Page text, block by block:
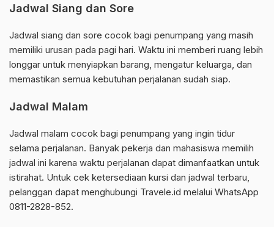
Jadwal Siang dan Sore
Jadwal siang dan sore cocok bagi penumpang yang masih
memiliki urusan pada pagi hari. Waktu ini memberi ruang lebih
longgar untuk menyiapkan barang, mengatur keluarga, dan
memastikan semua kebutuhan perjalanan sudah siap.
Jadwal Malam
Jadwal malam cocok bagi penumpang yang ingin tidur
selama perjalanan. Banyak pekerja dan mahasiswa memilih
jadwal ini karena waktu perjalanan dapat dimanfaatkan untuk
istirahat. Untuk cek ketersediaan kursi dan jadwal terbaru,
pelanggan dapat menghubungi Travele.id melalui WhatsApp
0811-2828-852.